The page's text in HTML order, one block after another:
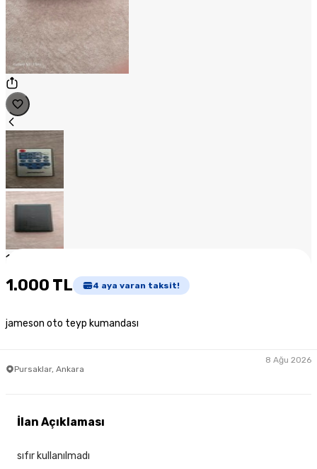
1
1.000 TL 4 aya varan taksit!
jameson oto teyp kumandası
Pursaklar, Ankara
8 Ağu 2026
İlan Açıklaması
sıfır kullanılmadı